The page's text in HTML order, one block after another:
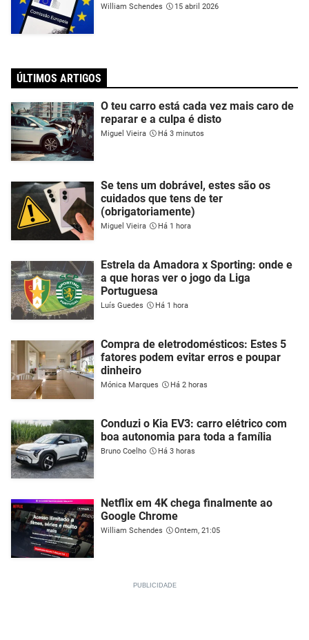
William Schendes 15 abril 2026
ÚLTIMOS ARTIGOS
O teu carro está cada vez mais caro de
reparar e a culpa é disto
Miguel Vieira Há 3 minutos
Se tens um dobrável, estes são os
cuidados que tens de ter
(obrigatoriamente)
Miguel Vieira Há 1 hora
Estrela da Amadora x Sporting: onde e
a que horas ver o jogo da Liga
Portuguesa
Luís Guedes Há 1 hora
Compra de eletrodomésticos: Estes 5
fatores podem evitar erros e poupar
dinheiro
Mónica Marques Há 2 horas
Conduzi o Kia EV3: carro elétrico com
boa autonomia para toda a família
Bruno Coelho Há 3 horas
Netflix em 4K chega finalmente ao
Google Chrome
William Schendes Ontem, 21:05